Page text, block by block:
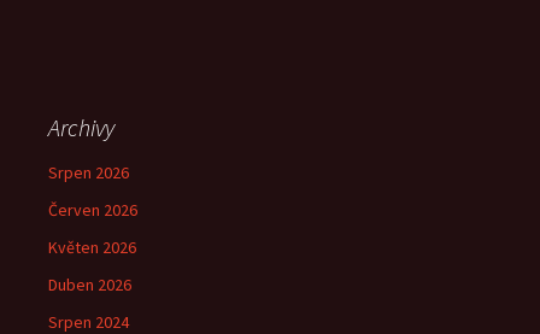
Archivy
Srpen 2026
Červen 2026
Květen 2026
Duben 2026
Srpen 2024